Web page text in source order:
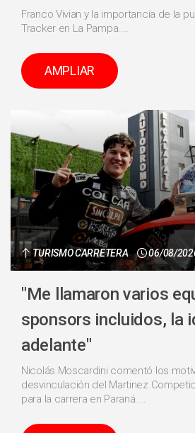
Franco Vivian y la importancia de la
Tracker en La Pampa....
AMPLIAR
TURISMO CARRETERA 06/08/
"Me llamaron varios
sponsors incluidos, la
adelante"
Nicolás Moscardini comentó los
desvinculación del Martinez
para la carrera en Paraná....